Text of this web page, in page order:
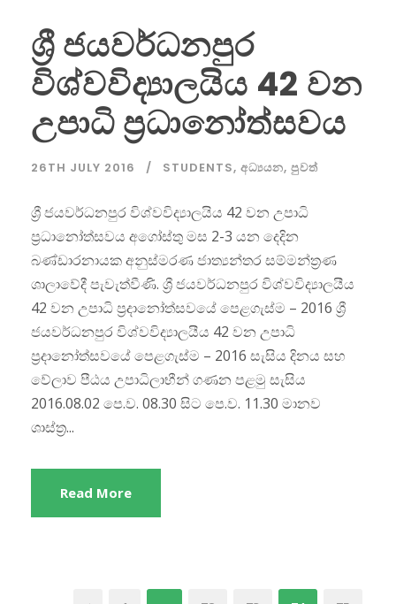
ශ්‍රී ජයවර්ධනපුර
විශ්වවිද්‍යාලයිය 42 වන
උපාධි ප්‍රධානෝත්සවය
26TH JULY 2016 STUDENTS, අධ්‍යයන, පුවත්
ශ්‍රී ජයවර්ධනපුර විශ්වවිද්‍යාලයිය 42 වන උපාධි
ප්‍රධානෝත්සවය අගෝස්තු මස 2-3 යන දෙදින
බණ්ඩාරනායක අනුස්මරණ ජාත්‍යන්තර සම්මන්ත්‍රණ
ශාලාවේදී පැවැත්වීණි. ශ්‍රී ජයවර්ධනපුර විශ්වවිද්‍යාලයීය
42 වන උපාධි ප්‍රදානෝත්සවයේ පෙළගැස්ම – 2016 ශ්‍රී
ජයවර්ධනපුර විශ්වවිද්‍යාලයීය 42 වන උපාධි
ප්‍රදානෝත්සවයේ පෙළගැස්ම – 2016 සැසිය දිනය සහ
වේලාව පීඨය උපාධිලාභීන් ගණන පළමු සැසිය
2016.08.02 පෙ.ව. 08.30 සිට පෙ.ව. 11.30 මානව
ශාස්ත්‍ර...
Read More